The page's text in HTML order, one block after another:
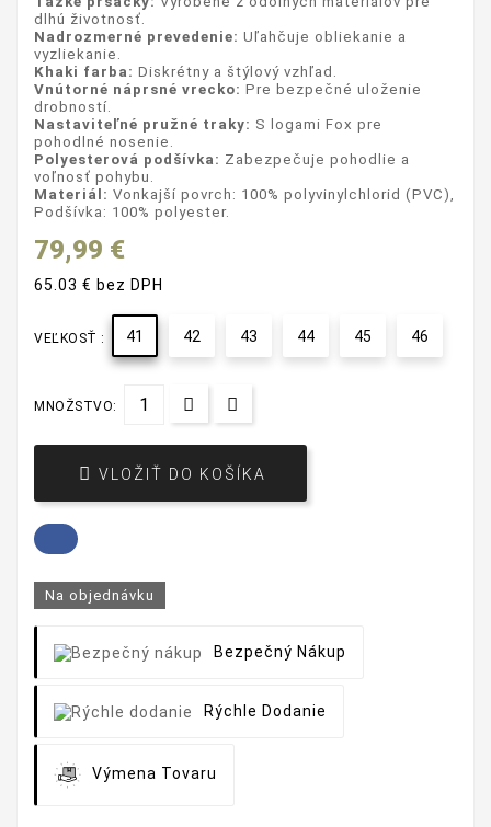
dlhú životnosť.
Nadrozmerné prevedenie: Uľahčuje obliekanie a
vyzliekanie.
Khaki farba: Diskrétny a štýlový vzhľad.
Vnútorné náprsné vrecko: Pre bezpečné uloženie
drobností.
Nastaviteľné pružné traky: S logami Fox pre
pohodlné nosenie.
Polyesterová podšívka: Zabezpečuje pohodlie a
voľnosť pohybu.
Materiál: Vonkajší povrch: 100% polyvinylchlorid (PVC),
Podšívka: 100% polyester.
79,99 €
65.03 € bez DPH
VEĽKOSŤ : 41 42 43 44 45 46
MNOŽSTVO:
 VLOŽIŤ DO KOŠÍKA
Na objednávku
Bezpečný Nákup
Rýchle Dodanie
Výmena Tovaru